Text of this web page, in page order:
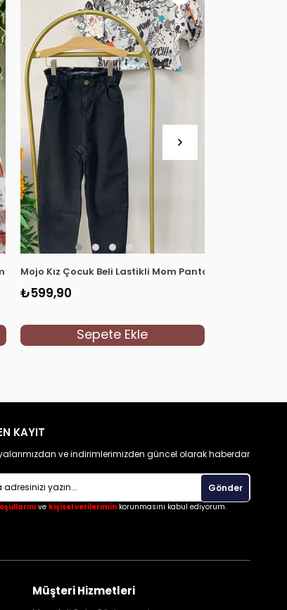
Jean 2184 Kiremit
Mojo Kız Çocuk Beli Lastikli Mom Pantolon 2193 Siyah
₺599,90
Sepete Ekle
KAYIT
ve indirimlerimizden güncel olarak haberdar
Gönder
ve kişisel verileriminkorunmasını kabul ediyorum.
Müşteri Hizmetleri